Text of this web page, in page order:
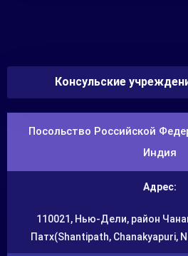
Консульские
Посольство Российской
Индия
Адрес:
110021, Нью-Дели, район
Патх(Shantipath, Chanakyapuri,